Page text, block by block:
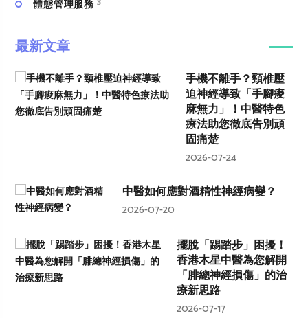
體態管理服務
最新文章
手機不離手？頸椎壓
迫神經導致「手腳痠
麻無力」！中醫特色
療法助您徹底告別頑
固痛楚
2026-07-24
中醫如何應對酒精性神經病變？
2026-07-20
擺脫「踢踏步」困擾！
香港木星中醫為您解開
「腓總神經損傷」的治
療新思路
2026-07-17